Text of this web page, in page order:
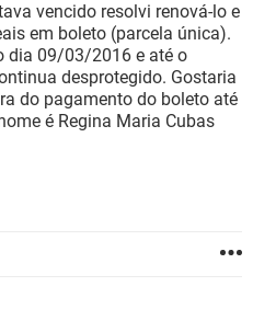
GMAIL
EXCEL
GMAIL
vencido resolvi renová-lo e
em boleto (parcela única).
dia 09/03/2016 e até o
desprotegido. Gostaria
do pagamento do boleto até
é Regina Maria Cubas